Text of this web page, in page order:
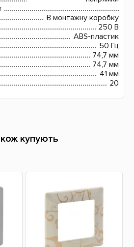
В монтажну коробку
250 В
ABS-пластик
50 Гц
74,7 мм
74,7 мм
41 мм
20
купують